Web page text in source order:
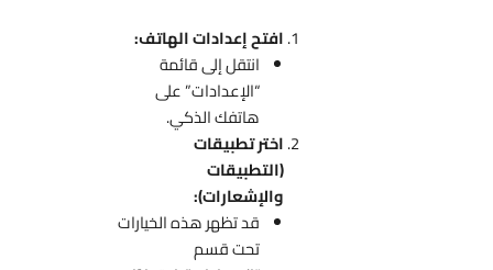
افتح إعدادات الهاتف:
انتقل إلى قائمة
“الإعدادات” على
هاتفك الذكي.
اختر تطبيقات
(التطبيقات
والإشعارات):
قد تظهر هذه الخيارات
تحت قسم